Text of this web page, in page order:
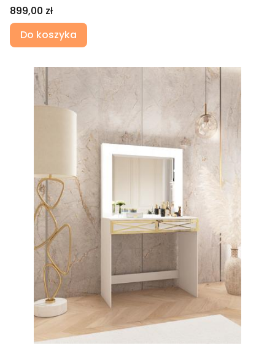
Cena
899,00 zł
Do koszyka